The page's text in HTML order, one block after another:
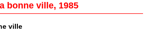
bonne ville, 1985
ville